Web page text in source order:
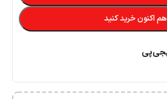
هم اکنون خرید کنید